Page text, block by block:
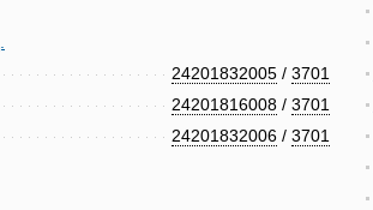
24201832005 / 3701
24201816008 / 3701
24201832006 / 3701